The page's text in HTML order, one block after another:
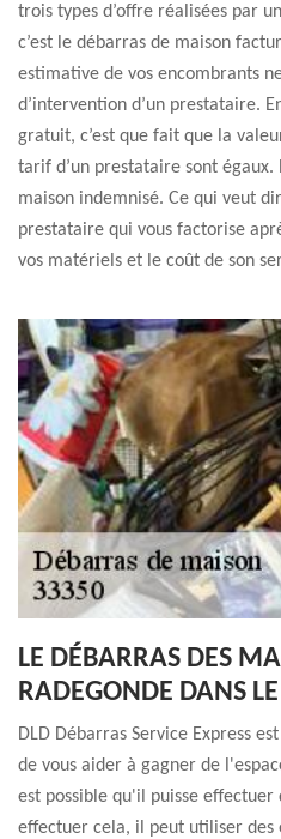
trois types d’offre réalisées par
c’est le débarras de maison
estimative de vos encombrants
d’intervention d’un prestataire.
gratuit, c’est que fait que la
tarif d’un prestataire sont
maison indemnisé. Ce qui veut
prestataire qui vous factorise
vos matériels et le coût de son
LE DÉBARRAS DES
RADEGONDE DANS
DLD Débarras Service Express
de vous aider à gagner de
est possible qu'il puisse
effectuer cela, il peut utiliser des